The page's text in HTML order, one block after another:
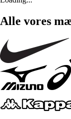
Alle vores